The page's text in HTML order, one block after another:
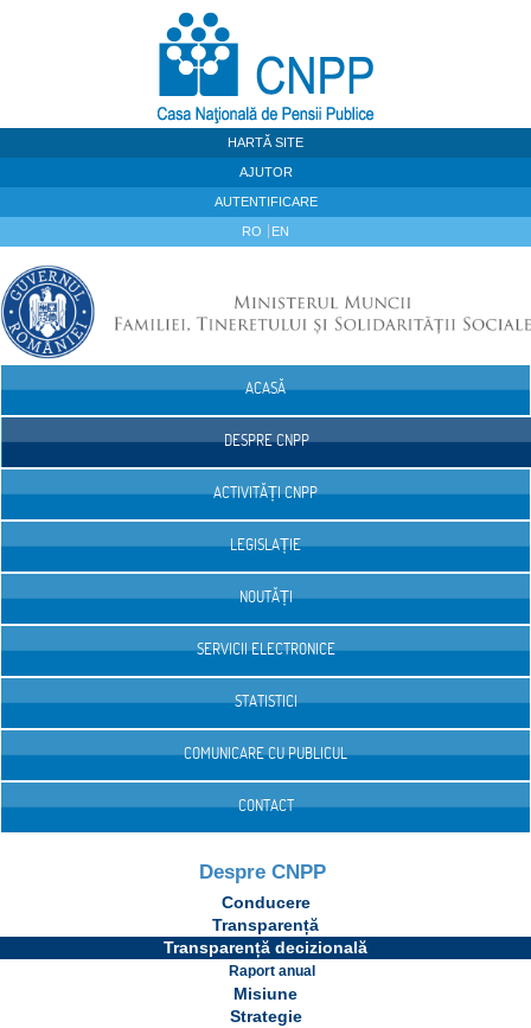
HARTĂ SITE
AJUTOR
AUTENTIFICARE
RO EN
ACASĂ
DESPRE CNPP
ACTIVITĂȚI CNPP
LEGISLAȚIE
NOUTĂȚI
SERVICII ELECTRONICE
STATISTICI
COMUNICARE CU PUBLICUL
CONTACT
Despre CNPP
Conducere
Transparență
Transparență decizională
Raport anual
Misiune
Strategie